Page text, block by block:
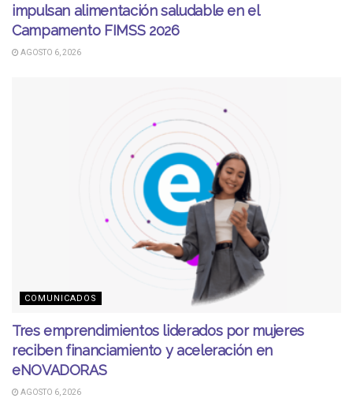
impulsan alimentación saludable en el
Campamento FIMSS 2026
AGOSTO 6, 2026
COMUNICADOS
Tres emprendimientos liderados por mujeres
reciben financiamiento y aceleración en
eNOVADORAS
AGOSTO 6, 2026